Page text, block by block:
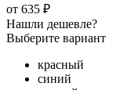
от 635 ₽
Нашли дешевле?
Выберите вариант
красный
синий